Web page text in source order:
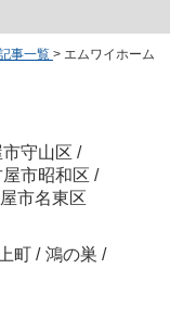
事一覧 > エムワイホーム
守山区 /
市昭和区 /
市名東区
町 / 鴻の巣 /